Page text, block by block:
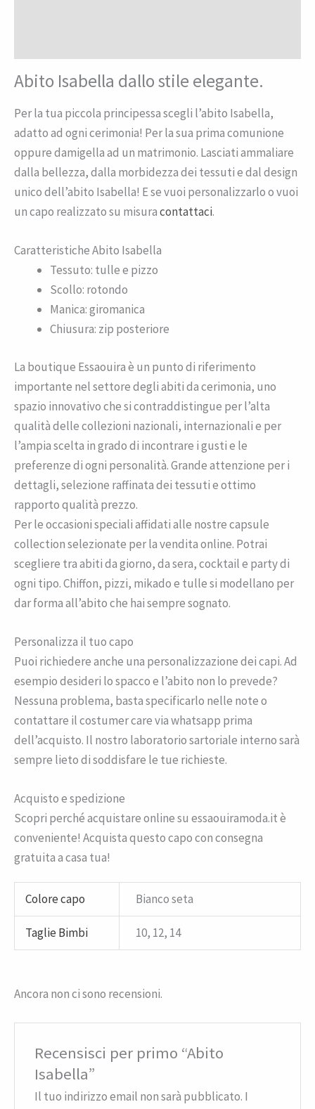
Abito Isabella dallo stile elegante.
Per la tua piccola principessa scegli l’abito Isabella,
adatto ad ogni cerimonia! Per la sua prima comunione
oppure damigella ad un matrimonio. Lasciati ammaliare
dalla bellezza, dalla morbidezza dei tessuti e dal design
unico dell’abito Isabella! E se vuoi personalizzarlo o vuoi
un capo realizzato su misuracontattaci.
Caratteristiche Abito Isabella
Tessuto: tulle e pizzo
Scollo: rotondo
Manica: giromanica
Chiusura: zip posteriore
La boutique Essaouira è un punto di riferimento
importante nel settore degli abiti da cerimonia, uno
spazio innovativo che si contraddistingue per l’alta
qualità delle collezioni nazionali, internazionali e per
l’ampia scelta in grado di incontrare i gusti e le
preferenze di ogni personalità. Grande attenzione per i
dettagli, selezione raffinata dei tessuti e ottimo
rapporto qualità prezzo.
Per le occasioni speciali affidati alle nostre capsule
collection selezionate per la vendita online. Potrai
scegliere tra abiti da giorno, da sera, cocktail e party di
ogni tipo. Chiffon, pizzi, mikado e tulle si modellano per
dar forma all’abito che hai sempre sognato.
Personalizza il tuo capo
Puoi richiedere anche una personalizzazione dei capi. Ad
esempio desideri lo spacco e l’abito non lo prevede?
Nessuna problema, basta specificarlo nelle note o
contattare il costumer care via whatsapp prima
dell’acquisto. Il nostro laboratorio sartoriale interno sarà
sempre lieto di soddisfare le tue richieste.
Acquisto e spedizione
Scopri perché acquistare online su essaouiramoda.it è
conveniente! Acquista questo capo con consegna
gratuita a casa tua!
Colore capo Bianco seta
Taglie Bimbi 10, 12, 14
Ancora non ci sono recensioni.
Recensisci per primo “Abito
Isabella”
Il tuo indirizzo email non sarà pubblicato. I